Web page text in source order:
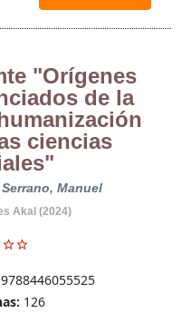
"Orígenes
de la
ciencias
Manuel
Akal (2024)
9788446055525
126